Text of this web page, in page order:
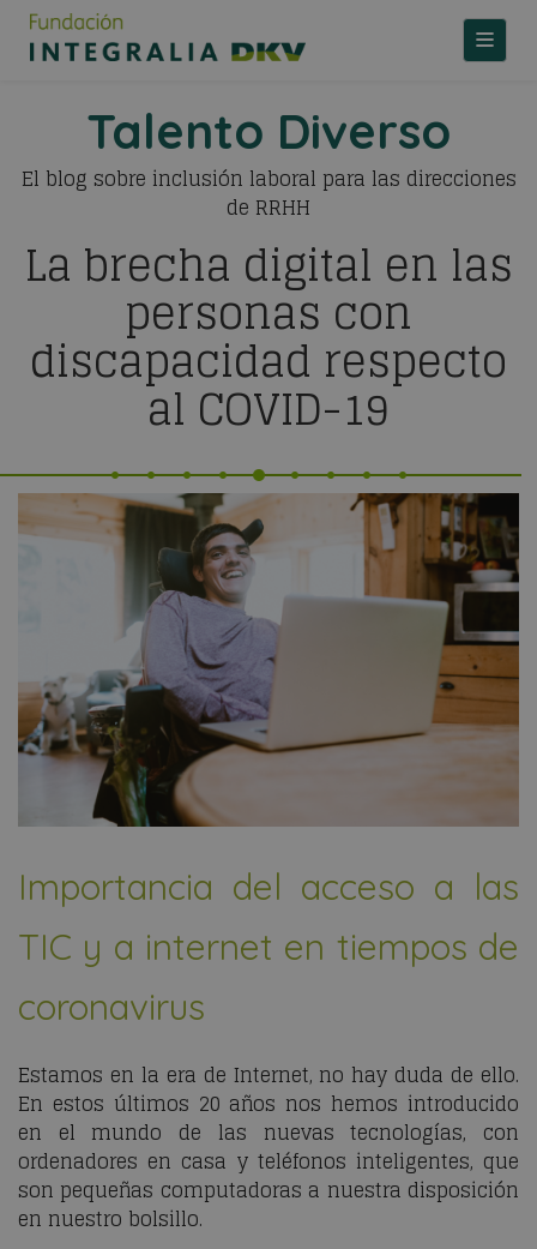
Talento Diverso
El blog sobre inclusión laboral para las direcciones
de RRHH
La brecha digital en las
personas con
discapacidad respecto
al COVID-19
Importancia del acceso a las
TIC y a internet en tiempos de
coronavirus
Estamos en la era de Internet, no hay duda de ello.
En estos últimos 20 años nos hemos introducido
en el mundo de las nuevas tecnologías, con
ordenadores en casa y teléfonos inteligentes, que
son pequeñas computadoras a nuestra disposición
en nuestro bolsillo.